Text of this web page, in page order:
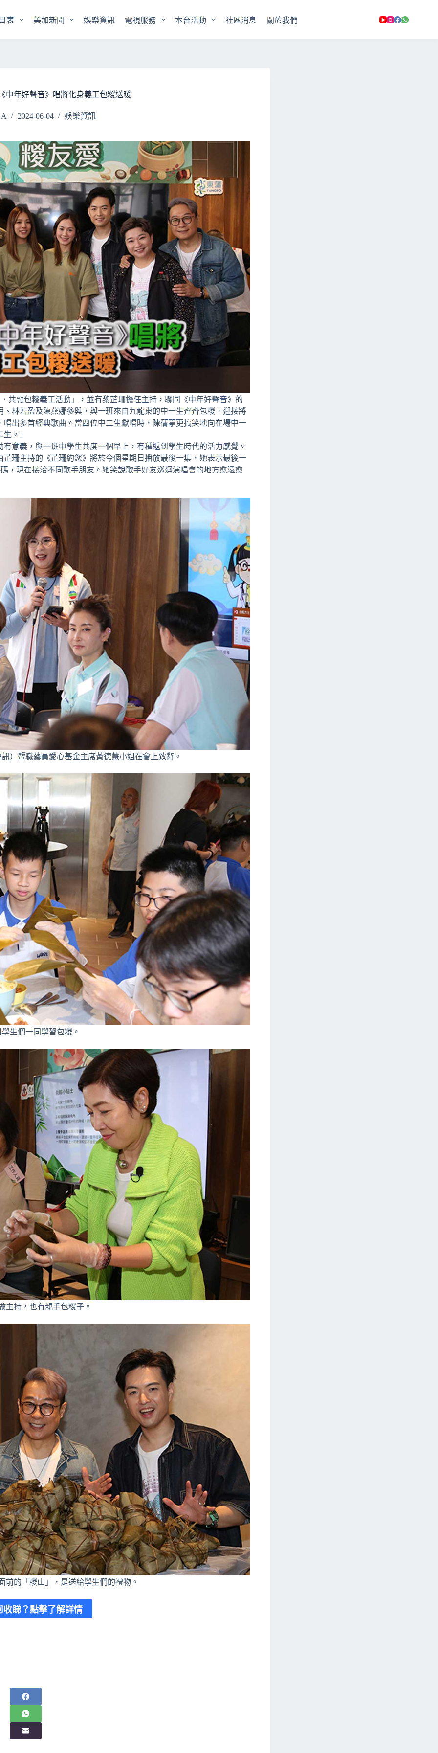
表 美加新聞 娛樂資訊 電視服務 本台活動 社區消息 關於我們
中年好聲音》唱將化身義工包糉送暖
2024-06-04 娛樂資訊
共融包糭義工活動」，並有黎芷珊擔任主持，聯同《中年好聲音》的
林若盈及陳燕娜參與，與一班來自九龍東的中一生齊齊包糉，迎接將
出多首經典歌曲。當四位中二生獻唱時，陳蒨葶更搞笑地向在場中一
。」
意義，與一班中學生共度一個早上，有種返到學生時代的活力感覺。
珊主持的《芷珊約您》將於今個星期日播放最後一集，她表示最後一
，現在接洽不同歌手朋友。她笑說歌手好友巡迴演唱會的地方愈遠愈
）暨職藝員愛心基金主席黃德慧小姐在會上致辭。
生們一同學習包糉。
主持，也有親手包糉子。
前的「糉山」，是送給學生們的禮物。
收睇？ 點擊了解詳情